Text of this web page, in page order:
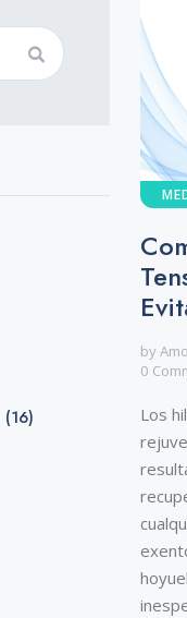
by
0
Los
(16)